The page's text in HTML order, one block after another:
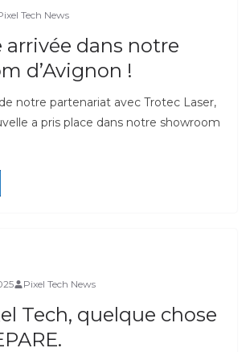
Tech News
arrivée dans notre
d’Avignon !
notre partenariat avec Trotec Laser,
a pris place dans notre showroom
Pixel Tech News
Tech, quelque chose